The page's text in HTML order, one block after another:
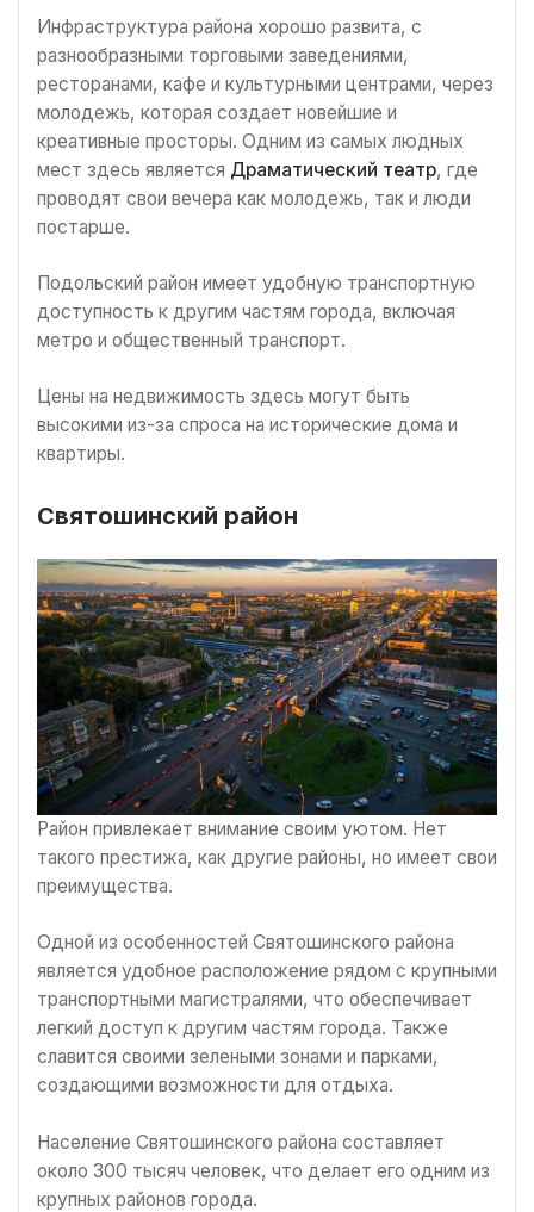
Инфраструктура района хорошо развита, с
разнообразными торговыми заведениями,
ресторанами, кафе и культурными центрами, через
молодежь, которая создает новейшие и
креативные просторы. Одним из самых людных
мест здесь является Драматический театр, где
проводят свои вечера как молодежь, так и люди
постарше.
Подольский район имеет удобную транспортную
доступность к другим частям города, включая
метро и общественный транспорт.
Цены на недвижимость здесь могут быть
высокими из-за спроса на исторические дома и
квартиры.
Святошинский район
Район привлекает внимание своим уютом. Нет
такого престижа, как другие районы, но имеет свои
преимущества.
Одной из особенностей Святошинского района
является удобное расположение рядом с крупными
транспортными магистралями, что обеспечивает
легкий доступ к другим частям города. Также
славится своими зелеными зонами и парками,
создающими возможности для отдыха.
Население Святошинского района составляет
около 300 тысяч человек, что делает его одним из
крупных районов города.